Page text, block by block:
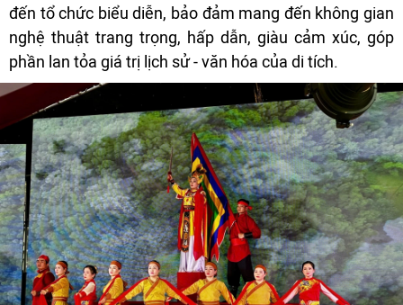
đến tổ chức biểu diễn, bảo đảm mang đến không gian
nghệ thuật trang trọng, hấp dẫn, giàu cảm xúc, góp
phần lan tỏa giá trị lịch sử - văn hóa của di tích.